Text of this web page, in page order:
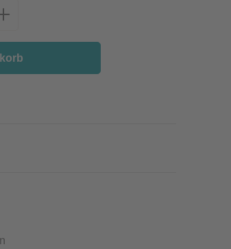
den gewünschten Wert ein